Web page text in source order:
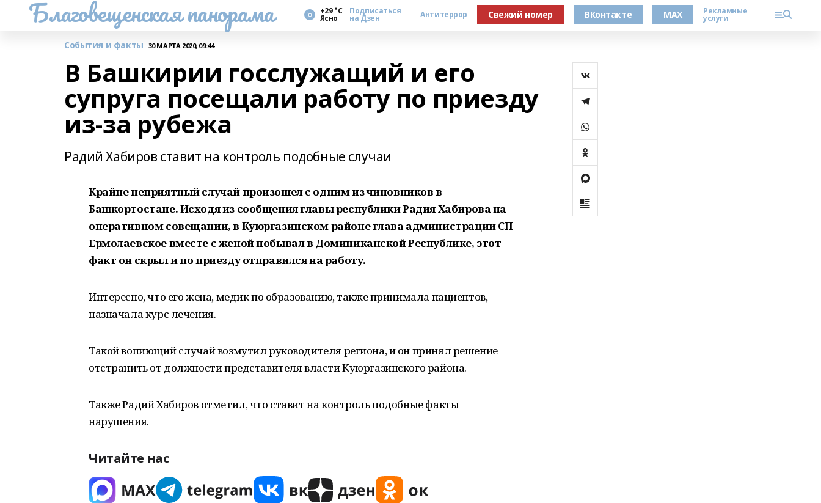
Благовещенская панорама +29 °С
Ясно
Подписаться
на Дзен Антитеррор Свежий номер ВКонтакте MAX Рекламные
услуги
События и факты 30 МАРТА 2020, 09:44
В Башкирии госслужащий и его
супруга посещали работу по приезду
из-за рубежа
Радий Хабиров ставит на контроль подобные случаи
Крайне неприятный случай произошел с одним из чиновников в
Башкортостане. Исходя из сообщения главы республики Радия Хабирова на
оперативном совещании, в Куюргазинском районе глава администрации СП
Ермолаевское вместе с женой побывал в Доминиканской Республике, этот
факт он скрыл и по приезду отправился на работу.
Интересно, что его жена, медик по образованию, также принимала пациентов,
назначала курс лечения.
Такой вопиющий случай возмутил руководителя региона, и он принял решение
отстранить от должности представителя власти Куюргазинского района.
Также Радий Хабиров отметил, что ставит на контроль подобные факты
нарушения.
Читайте нас